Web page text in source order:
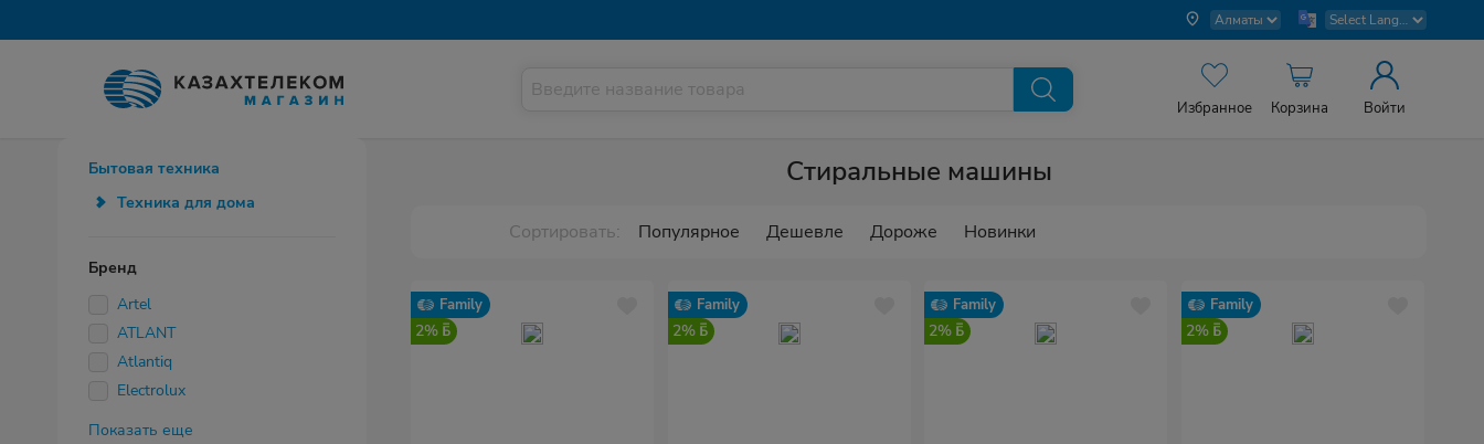
Избранное Корзина Войти
Бытовая техника
Техника для дома
Бренд
Artel
ATLANT
Atlantiq
Electrolux
Показать еще
Стиральные машины
Сортировать: Популярное Дешевле Дороже Новинки
Family
2%
Family
2%
Family
2%
Family
2%